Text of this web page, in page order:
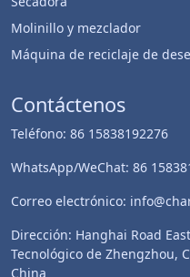
Molinillo y mezclador
Máquina de reciclaje de
Contáctenos
Teléfono: 86 15838192276
WhatsApp/WeChat: 86
Correo electrónico:
Dirección: Hanghai Road
Tecnológico de Zhengzhou,
China